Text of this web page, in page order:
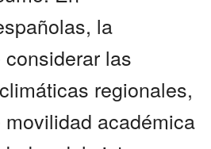
la
las
regionales,
académica